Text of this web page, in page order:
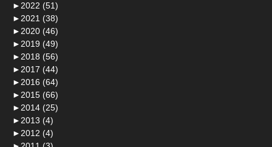
► 2022 (51)
► 2021 (38)
► 2020 (46)
► 2019 (49)
► 2018 (56)
► 2017 (44)
► 2016 (64)
► 2015 (66)
► 2014 (25)
► 2013 (4)
► 2012 (4)